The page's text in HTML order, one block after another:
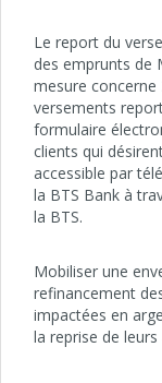
Le report du
des emprunts de
mesure
versements
formulaire
clients qui
accessible par
la BTS Bank à
la BTS.
Mobiliser une
refinancement
impactées en
la reprise de leurs